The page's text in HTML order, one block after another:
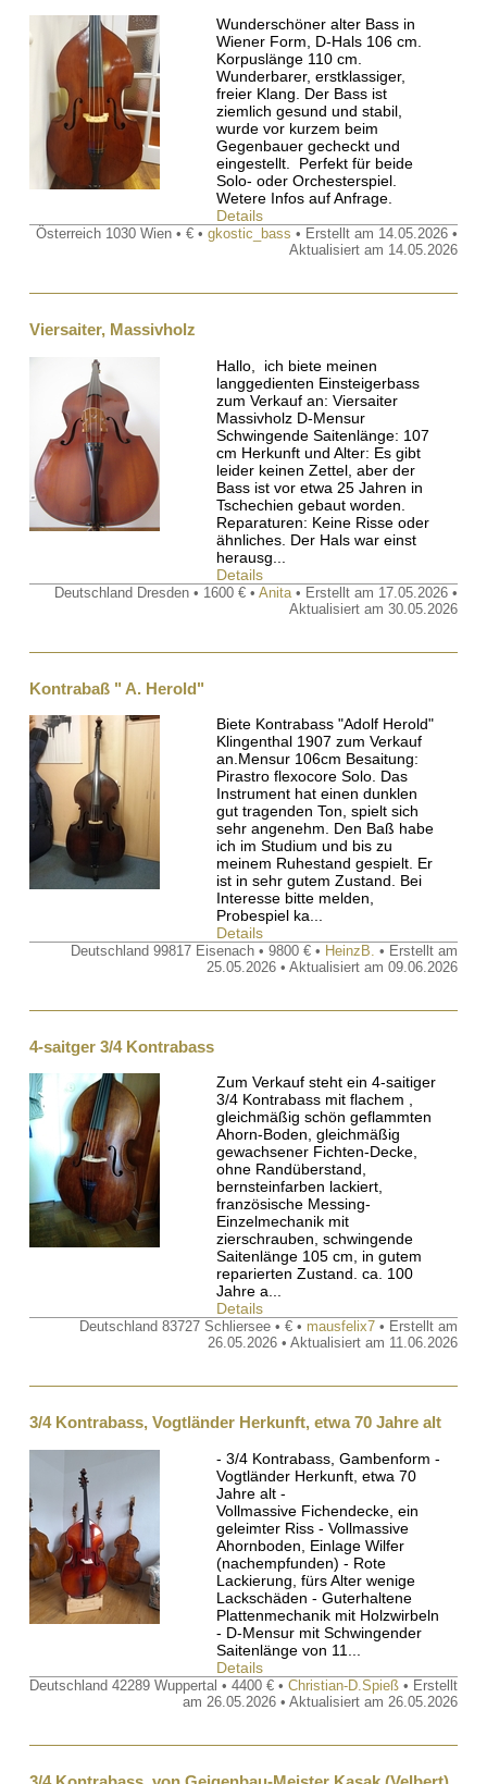
Wunderschöner alter Bass in
Wiener Form, D-Hals 106 cm.
Korpuslänge 110 cm.
Wunderbarer, erstklassiger,
freier Klang. Der Bass ist
ziemlich gesund und stabil,
wurde vor kurzem beim
Gegenbauer gecheckt und
eingestellt. Perfekt für beide
Solo- oder Orchesterspiel.
Wetere Infos auf Anfrage.
Details
Österreich 1030 Wien • € • gkostic_bass • Erstellt am 14.05.2026 •
Aktualisiert am 14.05.2026
Viersaiter, Massivholz
Hallo, ich biete meinen
langgedienten Einsteigerbass
zum Verkauf an: Viersaiter
Massivholz D-Mensur
Schwingende Saitenlänge: 107
cm Herkunft und Alter: Es gibt
leider keinen Zettel, aber der
Bass ist vor etwa 25 Jahren in
Tschechien gebaut worden.
Reparaturen: Keine Risse oder
ähnliches. Der Hals war einst
herausg...
Details
Deutschland Dresden • 1600 € • Anita • Erstellt am 17.05.2026 •
Aktualisiert am 30.05.2026
Kontrabaß " A. Herold"
Biete Kontrabass "Adolf Herold"
Klingenthal 1907 zum Verkauf
an.Mensur 106cm Besaitung:
Pirastro flexocore Solo. Das
Instrument hat einen dunklen
gut tragenden Ton, spielt sich
sehr angenehm. Den Baß habe
ich im Studium und bis zu
meinem Ruhestand gespielt. Er
ist in sehr gutem Zustand. Bei
Interesse bitte melden,
Probespiel ka...
Details
Deutschland 99817 Eisenach • 9800 € • HeinzB. • Erstellt am
25.05.2026 • Aktualisiert am 09.06.2026
4-saitger 3/4 Kontrabass
Zum Verkauf steht ein 4-saitiger
3/4 Kontrabass mit flachem ,
gleichmäßig schön geflammten
Ahorn-Boden, gleichmäßig
gewachsener Fichten-Decke,
ohne Randüberstand,
bernsteinfarben lackiert,
französische Messing-
Einzelmechanik mit
zierschrauben, schwingende
Saitenlänge 105 cm, in gutem
reparierten Zustand. ca. 100
Jahre a...
Details
Deutschland 83727 Schliersee • € • mausfelix7 • Erstellt am
26.05.2026 • Aktualisiert am 11.06.2026
3/4 Kontrabass, Vogtländer Herkunft, etwa 70 Jahre alt
- 3/4 Kontrabass, Gambenform -
Vogtländer Herkunft, etwa 70
Jahre alt -
Vollmassive Fichendecke, ein
geleimter Riss - Vollmassive
Ahornboden, Einlage Wilfer
(nachempfunden) - Rote
Lackierung, fürs Alter wenige
Lackschäden - Guterhaltene
Plattenmechanik mit Holzwirbeln
- D-Mensur mit Schwingender
Saitenlänge von 11...
Details
Deutschland 42289 Wuppertal • 4400 € • Christian-D.Spieß • Erstellt
am 26.05.2026 • Aktualisiert am 26.05.2026